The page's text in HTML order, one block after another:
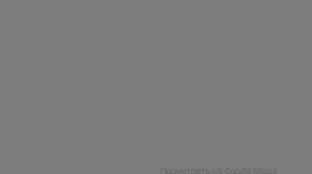
Посмотреть на Google Maps